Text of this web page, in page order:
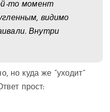
то момент
видимо
Внутри
но куда же “уходит”
прост: